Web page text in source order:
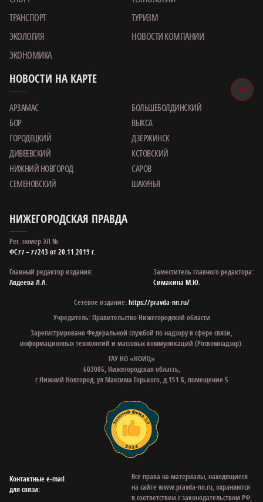
ТРАНСПОРТ
ТУРИЗМ
ЭКОЛОГИЯ
НОВОСТИ КОМПАНИИ
ЭКОНОМИКА
НОВОСТИ НА КАРТЕ
АРЗАМАС
БОЛЬШЕБОЛДИНСКИЙ
БОР
ВЫКСА
ГОРОДЕЦКИЙ
ДЗЕРЖИНСК
ДИВЕЕВСКИЙ
КСТОВСКИЙ
НИЖНИЙ НОВГОРОД
САРОВ
СЕМЕНОВСКИЙ
ШАХУНЬЯ
НИЖЕГОРОДСКАЯ ПРАВДА
Рег. номер ЭЛ №
ФС77 – 77243 от 20.11.2019 г.
Главный редактор издания:
Авдеева Л.А.
Заместитель главного редактора:
Симакина М.Ю.
Сетевое издание:https://pravda-nn.ru/
Учредитель: Правительство Нижегородской области
Зарегистрировано Федеральной службой по надзору в сфере связи,
информационных технологий и массовых коммуникаций (Роскомнадзор).
ГАУ НО «НОИЦ»
603006, Нижегородская область,
г.Нижний Новгород, ул.Максима Горького, д.151 Б, помещение 5
Контактные e‑mail
для связи:
Все права на материалы, находящиеся
на сайте www.pravda-nn.ru, охраняются
в соответствии с законодательством РФ,